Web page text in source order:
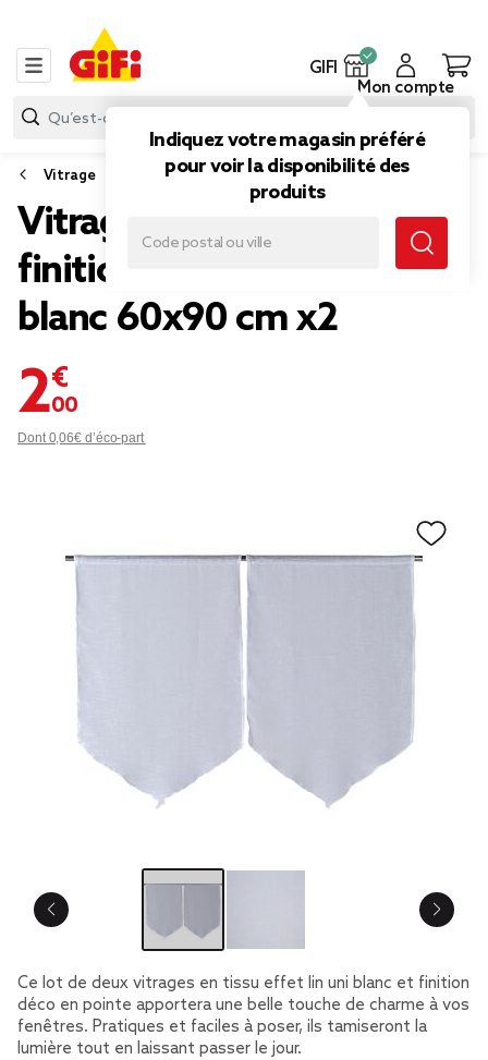
GIFI
Indiquez votre magasin préféré
pour voir la disponibilité des
produits
Mon compte
Vitrage
Vitrage passe tringle
finition pointe effet lin uni
blanc 60x90 cm x2
2,00 €
Dont 0,06€ d’éco-part
Ce lot de deux vitrages en tissu effet lin uni blanc et finition
déco en pointe apportera une belle touche de charme à vos
fenêtres. Pratiques et faciles à poser, ils tamiseront la
lumière tout en laissant passer le jour.